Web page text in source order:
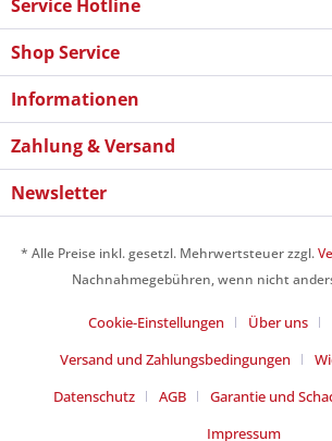
Service Hotline
Shop Service
Informationen
Zahlung & Versand
Newsletter
* Alle Preise inkl. gesetzl. Mehrwertsteuer zzgl.
Nachnahmegebühren, wenn nicht
Cookie-Einstellungen Über uns
Versand und Zahlungsbedingungen
Datenschutz
AGB
Garantie und
Impressum